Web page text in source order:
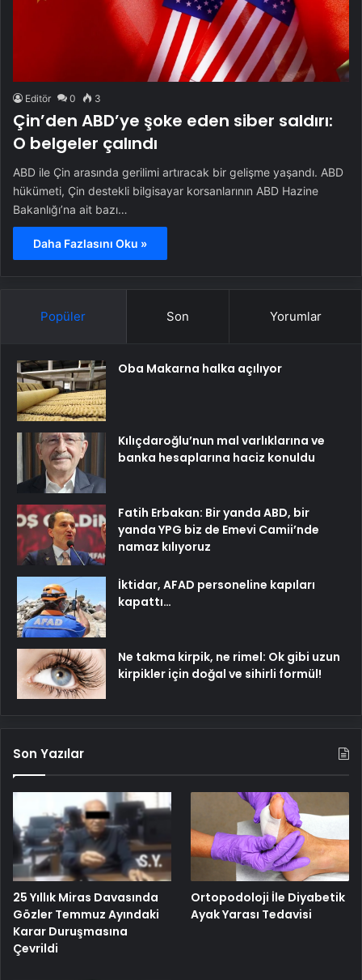
Editör 0 3
Çin’den ABD’ye şoke eden siber saldırı:
O belgeler çalındı
ABD ile Çin arasında gerilimi artıracak bir gelişme yaşandı. ABD
hükümeti, Çin destekli bilgisayar korsanlarının ABD Hazine
Bakanlığı’na ait bazı…
Daha Fazlasını Oku »
Popüler Son Yorumlar
Oba Makarna halka açılıyor
Kılıçdaroğlu’nun mal varlıklarına ve
banka hesaplarına haciz konuldu
Fatih Erbakan: Bir yanda ABD, bir
yanda YPG biz de Emevi Camii’nde
namaz kılıyoruz
İktidar, AFAD personeline kapıları
kapattı…
Ne takma kirpik, ne rimel: Ok gibi uzun
kirpikler için doğal ve sihirli formül!
Son Yazılar
25 Yıllık Miras Davasında
Gözler Temmuz Ayındaki
Karar Duruşmasına
Çevrildi
Ortopodoloji İle Diyabetik
Ayak Yarası Tedavisi